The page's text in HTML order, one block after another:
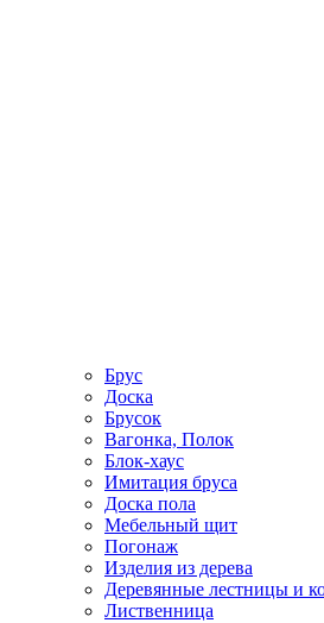
Брус
Доска
Брусок
Вагонка, Полок
Блок-хаус
Имитация бруса
Доска пола
Мебельный щит
Погонаж
Изделия из дерева
Деревянные лестницы и
Лиственница